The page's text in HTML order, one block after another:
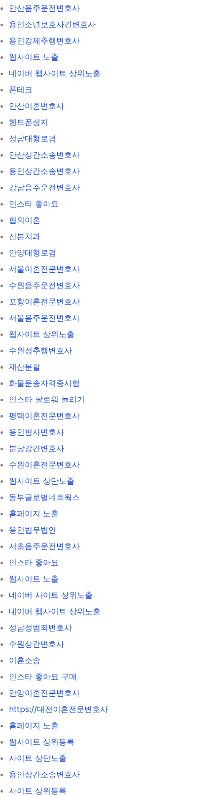
안산음주운전변호사
용인소년보호사건변호사
용인강제추행변호사
웹사이트 노출
네이버 웹사이트 상위노출
폰테크
안산이혼변호사
핸드폰성지
성남대형로펌
안산상간소송변호사
용인상간소송변호사
강남음주운전변호사
인스타 좋아요
협의이혼
산본치과
안양대형로펌
서울이혼전문변호사
수원음주운전변호사
포항이혼전문변호사
서울음주운전변호사
웹사이트 상위노출
수원성추행변호사
재산분할
화물운송자격증시험
인스타 팔로워 늘리기
평택이혼전문변호사
용인형사변호사
분당강간변호사
수원이혼전문변호사
웹사이트 상단노출
동부글로벌네트웍스
홈페이지 노출
용인법무법인
서초음주운전변호사
인스타 좋아요
웹사이트 노출
네이버 사이트 상위노출
네이버 웹사이트 상위노출
성남성범죄변호사
수원상간변호사
이혼소송
인스타 좋아요 구매
안양이혼전문변호사
https://대전이혼전문변호사
홈페이지 노출
웹사이트 상위등록
사이트 상단노출
용인상간소송변호사
사이트 상위등록